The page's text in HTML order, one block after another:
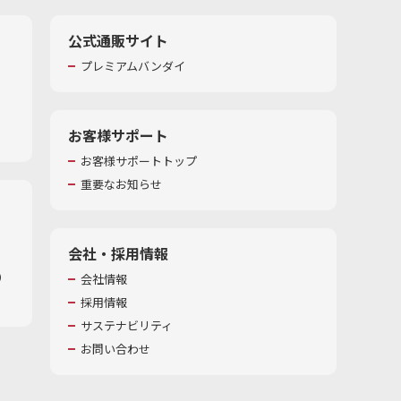
公式通販サイト
プレミアムバンダイ
お客様サポート
お客様サポートトップ
重要なお知らせ
会社・採用情報
会社情報
採用情報
サステナビリティ
お問い合わせ